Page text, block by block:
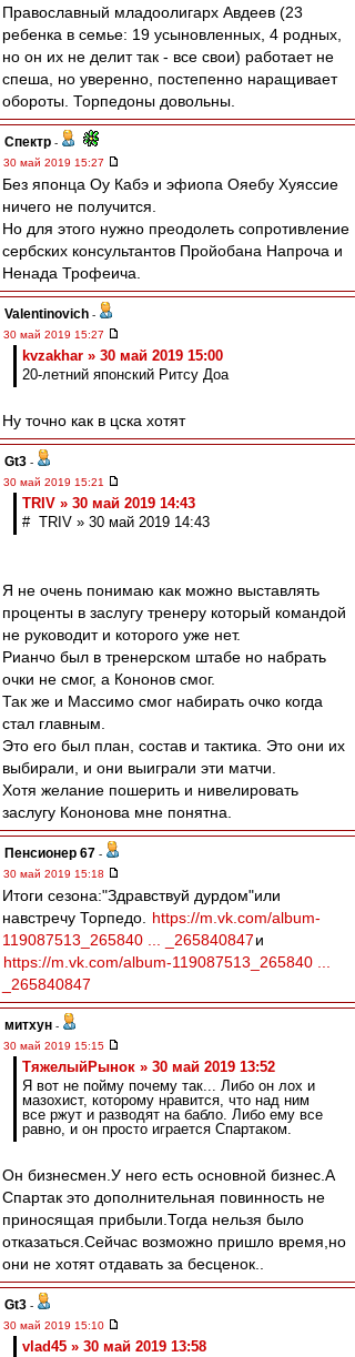
Православный младоолигарх Авдеев (23
ребенка в семье: 19 усыновленных, 4 родных,
но он их не делит так - все свои) работает не
спеша, но уверенно, постепенно наращивает
обороты. Торпедоны довольны.
Спектр -
30 май 2019 15:27
Без японца Оу Кабэ и эфиопа Ояебу Хуяссие
ничего не получится.
Но для этого нужно преодолеть сопротивление
сербских консультантов Пройобана Напроча и
Ненада Трофеича.
Valentinovich -
30 май 2019 15:27
kvzakhar » 30 май 2019 15:00
20-летний японский Ритсу Доа
Ну точно как в цска хотят
Gt3 -
30 май 2019 15:21
TRIV » 30 май 2019 14:43
# TRIV » 30 май 2019 14:43
Я не очень понимаю как можно выставлять
проценты в заслугу тренеру который командой
не руководит и которого уже нет.
Рианчо был в тренерском штабе но набрать
очки не смог, а Кононов смог.
Так же и Массимо смог набирать очко когда
стал главным.
Это его был план, состав и тактика. Это они их
выбирали, и они выиграли эти матчи.
Хотя желание пошерить и нивелировать
заслугу Кононова мне понятна.
Пенсионер 67 -
30 май 2019 15:18
Итоги сезона:"Здравствуй дурдом"или
навстречу Торпедо.
https://m.vk.com/album-
119087513_265840 ... _265840847и
https://m.vk.com/album-119087513_265840 ...
_265840847
митхун -
30 май 2019 15:15
ТяжелыйРынок » 30 май 2019 13:52
Я вот не пойму почему так... Либо он лох и
мазохист, которому нравится, что над ним
все ржут и разводят на бабло. Либо ему все
равно, и он просто играется Спартаком.
Он бизнесмен.У него есть основной бизнес.А
Спартак это дополнительная повинность не
приносящая прибыли.Тогда нельзя было
отказаться.Сейчас возможно пришло время,но
они не хотят отдавать за бесценок..
Gt3 -
30 май 2019 15:10
vlad45 » 30 май 2019 13:58